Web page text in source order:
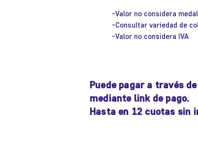
-Valor no considera
-Consultar variedad de
-Valor no considera IVA
Puede pagar a través
mediante link de pago.
Hasta en 12 cuotas sin